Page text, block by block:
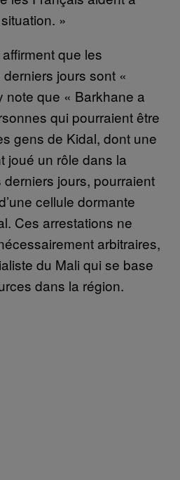
»
que les
jours sont «
note que « Barkhane a
qui pourraient être
gens de Kidal, dont une
joué un rôle dans la
jours, pourraient
cellule dormante
Ces arrestations ne
arbitraires,
du Mali qui se base
dans la région.